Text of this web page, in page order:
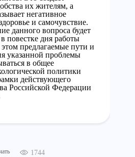
их жителям, а
негативное
и самочувствие.
данного вопроса будет
повестке дня работы
предлагаемые пути и
указанной проблемы
в общее
политики
действующего
Российской Федерации
1744